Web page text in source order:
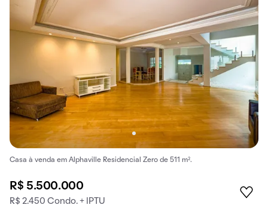
Casa à venda em Alphaville Residencial Zero de 511 m².
R$ 5.500.000
R$ 2.450 Condo. + IPTU